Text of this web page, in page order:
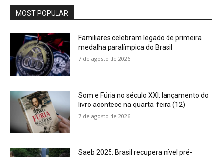
MOST POPULAR
Familiares celebram legado de primeira
medalha paralímpica do Brasil
7 de agosto de 2026
Som e Fúria no século XXI: lançamento do
livro acontece na quarta-feira (12)
7 de agosto de 2026
Saeb 2025: Brasil recupera nível pré-